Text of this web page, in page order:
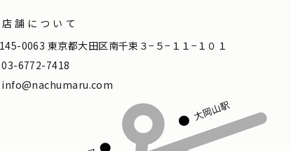
舗について
0063 東京都大田区南千束３−５−１１−１０１
03-6772-7418
info@nachumaru.com